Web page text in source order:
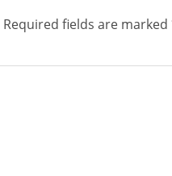
Required fields are marked